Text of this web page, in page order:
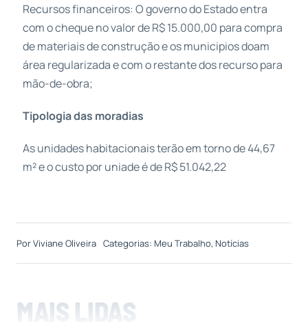
Recursos financeiros: O governo do Estado entra
com o cheque no valor de R$ 15.000,00 para compra
de materiais de construção e os municipios doam
área regularizada e com o restante dos recurso para
mão-de-obra;
Tipologia das moradias
As unidades habitacionais terão em torno de 44,67
m² e o custo por uniade é de R$ 51.042,22
PorViviane Oliveira Categorias: Meu Trabalho, Notícias
MAIS LIDAS